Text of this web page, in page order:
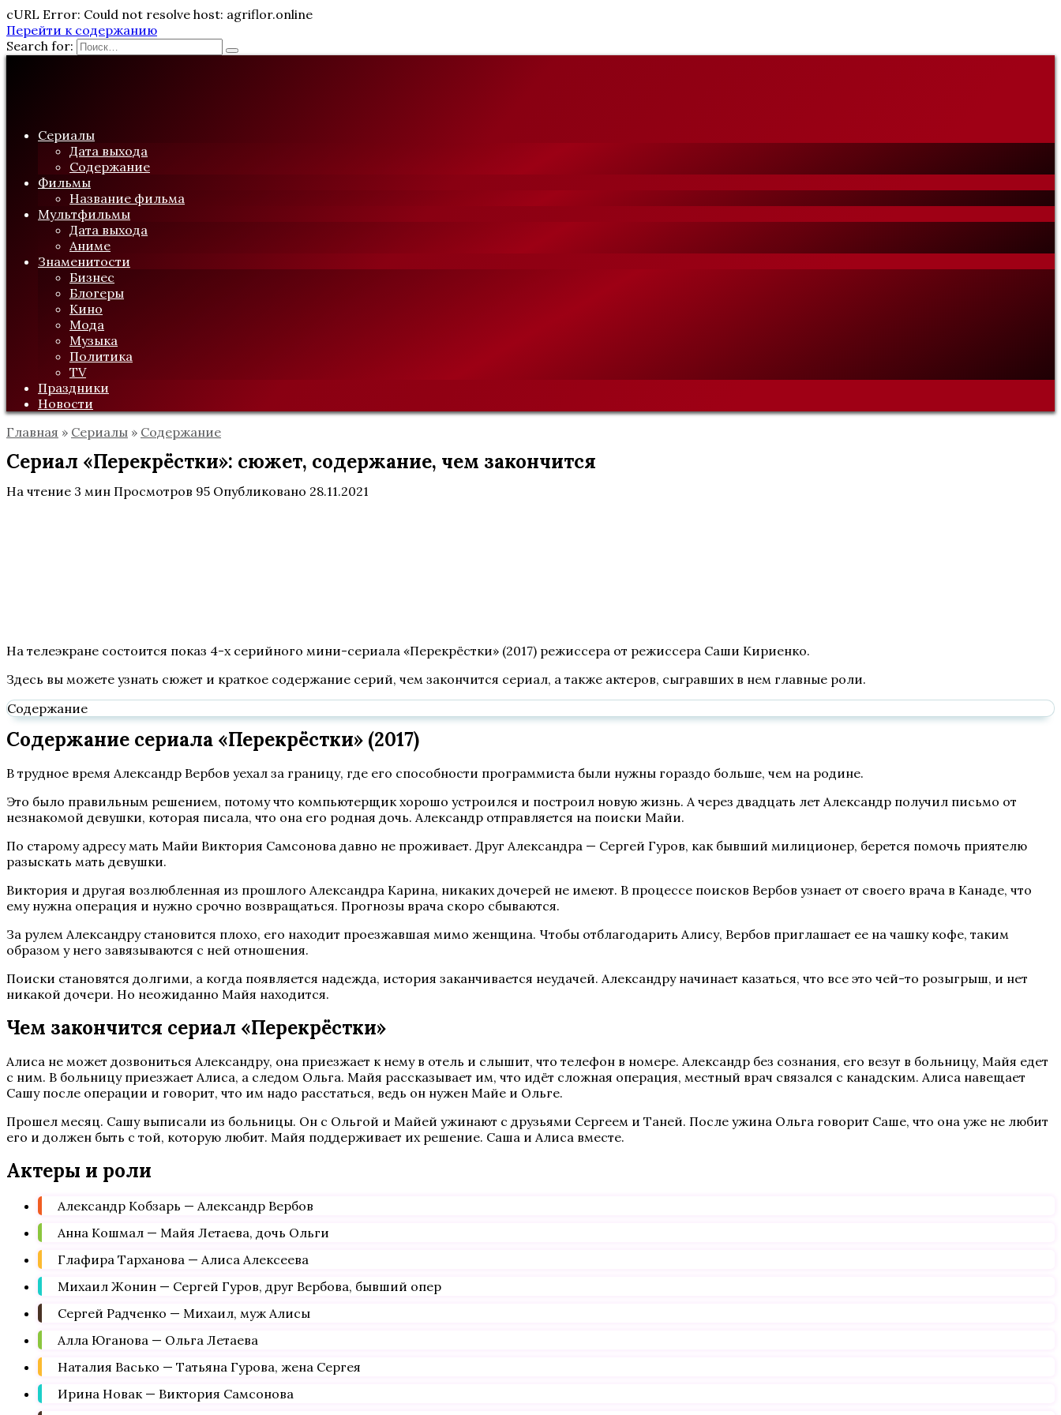
cURL Error: Could not resolve host: agriflor.online
Перейти к содержанию
Search for:
Сериалы
Дата выхода
Содержание
Фильмы
Название фильма
Мультфильмы
Дата выхода
Аниме
Знаменитости
Бизнес
Блогеры
Кино
Мода
Музыка
Политика
TV
Праздники
Новости
Главная » Сериалы » Содержание
Сериал «Перекрёстки»: сюжет, содержание, чем закончится
На чтение 3 мин Просмотров 95 Опубликовано 28.11.2021
На телеэкране состоится показ 4-х серийного мини-сериала «Перекрёстки» (2017) режиссера от режиссера Саши Кириенко.
Здесь вы можете узнать сюжет и краткое содержание серий, чем закончится сериал, а также актеров, сыгравших в нем главные роли.
Содержание
Содержание сериала «Перекрёстки» (2017)
В трудное время Александр Вербов уехал за границу, где его способности программиста были нужны гораздо больше, чем на родине.
Это было правильным решением, потому что компьютерщик хорошо устроился и построил новую жизнь. А через двадцать лет Александр получил письмо от
незнакомой девушки, которая писала, что она его родная дочь. Александр отправляется на поиски Майи.
По старому адресу мать Майи Виктория Самсонова давно не проживает. Друг Александра — Сергей Гуров, как бывший милиционер, берется помочь приятелю
разыскать мать девушки.
Виктория и другая возлюбленная из прошлого Александра Карина, никаких дочерей не имеют. В процессе поисков Вербов узнает от своего врача в Канаде, что
ему нужна операция и нужно срочно возвращаться. Прогнозы врача скоро сбываются.
За рулем Александру становится плохо, его находит проезжавшая мимо женщина. Чтобы отблагодарить Алису, Вербов приглашает ее на чашку кофе, таким
образом у него завязываются с ней отношения.
Поиски становятся долгими, а когда появляется надежда, история заканчивается неудачей. Александру начинает казаться, что все это чей-то розыгрыш, и нет
никакой дочери. Но неожиданно Майя находится.
Чем закончится сериал «Перекрёстки»
Алиса не может дозвониться Александру, она приезжает к нему в отель и слышит, что телефон в номере. Александр без сознания, его везут в больницу, Майя едет
с ним. В больницу приезжает Алиса, а следом Ольга. Майя рассказывает им, что идёт сложная операция, местный врач связался с канадским. Алиса навещает
Сашу после операции и говорит, что им надо расстаться, ведь он нужен Майе и Ольге.
Прошел месяц. Сашу выписали из больницы. Он с Ольгой и Майей ужинают с друзьями Сергеем и Таней. После ужина Ольга говорит Саше, что она уже не любит
его и должен быть с той, которую любит. Майя поддерживает их решение. Саша и Алиса вместе.
Актеры и роли
Александр Кобзарь — Александр Вербов
Анна Кошмал — Майя Летаева, дочь Ольги
Глафира Тарханова — Алиса Алексеева
Михаил Жонин — Сергей Гуров, друг Вербова, бывший опер
Сергей Радченко — Михаил, муж Алисы
Алла Юганова — Ольга Летаева
Наталия Васько — Татьяна Гурова, жена Сергея
Ирина Новак — Виктория Самсонова